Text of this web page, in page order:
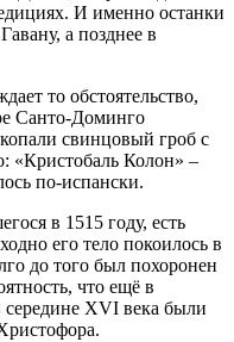
И именно останки
а позднее в
то обстоятельство,
Санто-Доминго
свинцовый гроб с
«Кристобаль Колон» –
по-испански.
в 1515 году, есть
его тело покоилось в
до того был похоронен
что ещё в
середине XVI века были